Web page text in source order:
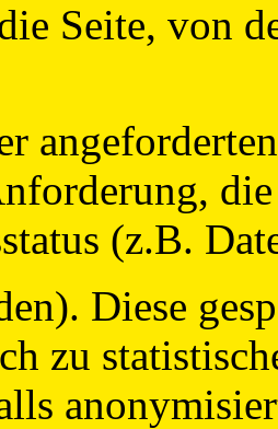
Seite, von
(z.B.
Diese
zu